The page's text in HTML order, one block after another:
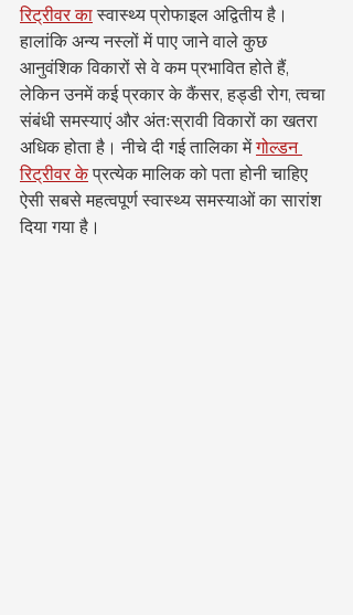
रिट्रीवर का स्वास्थ्य प्रोफाइल अद्वितीय है।
हालांकि अन्य नस्लों में पाए जाने वाले कुछ
आनुवंशिक विकारों से वे कम प्रभावित होते हैं,
लेकिन उनमें कई प्रकार के कैंसर, हड्डी रोग, त्वचा
संबंधी समस्याएं और अंतःस्रावी विकारों का खतरा
अधिक होता है। नीचे दी गई तालिका में गोल्डन
रिट्रीवर के प्रत्येक मालिक को पता होनी चाहिए
ऐसी सबसे महत्वपूर्ण स्वास्थ्य समस्याओं का सारांश
दिया गया है।